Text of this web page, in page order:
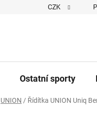
CookiesCZK
Ostatní sporty
UNION / Řídítka UNION Uniq